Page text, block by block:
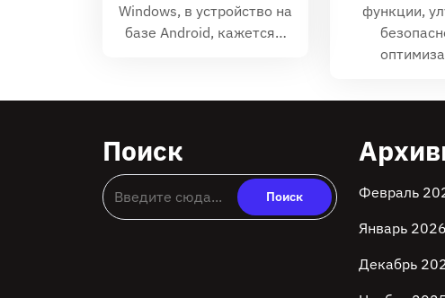
Windows, в устройство на
базе Android, кажется…
функции,
Поиск
Февраль
Январь 2026
Декабрь